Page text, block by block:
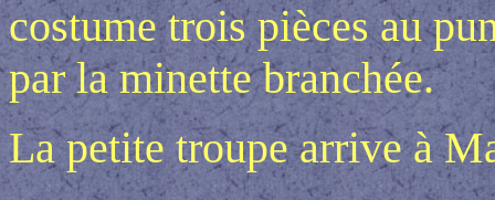
costume trois pièces au
par la minette branchée.
La petite troupe arrive à